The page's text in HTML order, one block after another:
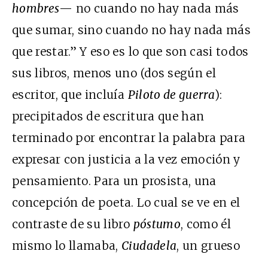
hombres— no cuando no hay nada más
que sumar, sino cuando no hay nada más
que restar.” Y eso es lo que son casi todos
sus libros, menos uno (dos según el
escritor, que incluía Piloto de guerra):
precipitados de escritura que han
terminado por encontrar la palabra para
expresar con justicia a la vez emoción y
pensamiento. Para un prosista, una
concepción de poeta. Lo cual se ve en el
contraste de su libro póstumo, como él
mismo lo llamaba, Ciudadela, un grueso